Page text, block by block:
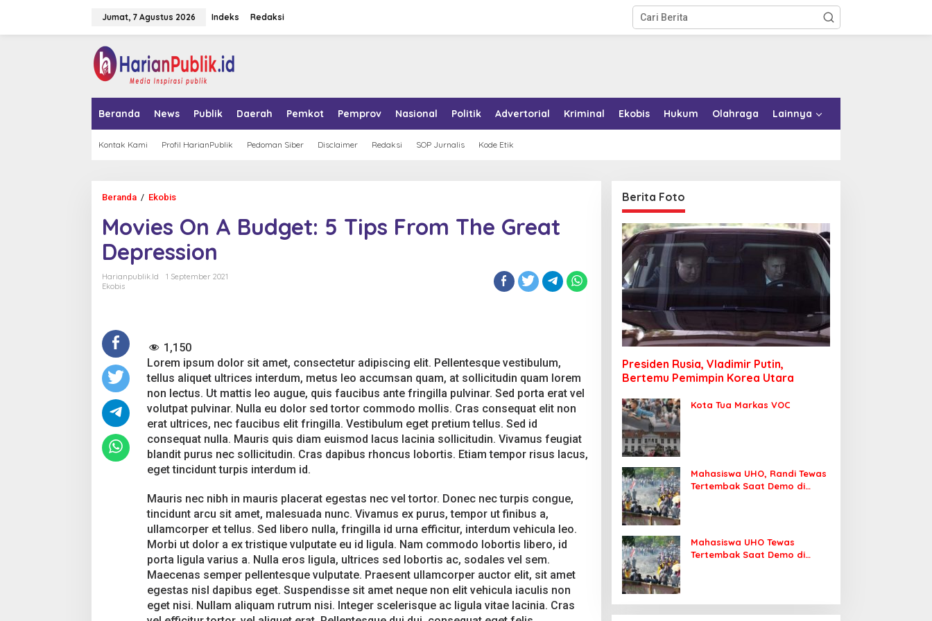
Jumat, 7 Agustus 2026 Indeks Redaksi
Beranda News Publik Daerah Pemkot Pemprov Nasional Politik Advertorial Kriminal Ekobis Hukum Olahraga Lainnya
Kontak Kami Profil HarianPublik Pedoman Siber Disclaimer Redaksi SOP Jurnalis Kode Etik
Beranda / Ekobis
e
s
g
e
5
T
i
p
F
r
m
T
e
G
e
t
D
Movies On A Budget: 5 Tips From The Great
Depression
Harianpublik.id
1 September 2021
Ekobis
1,150
Lorem ipsum dolor sit amet, consectetur adipiscing elit. Pellentesque vestibulum,
tellus aliquet ultrices interdum, metus leo accumsan quam, at sollicitudin quam lorem
non lectus. Ut mattis leo augue, quis faucibus ante fringilla pulvinar. Sed porta erat vel
volutpat pulvinar. Nulla eu dolor sed tortor commodo mollis. Cras consequat elit non
erat ultrices, nec faucibus elit fringilla. Vestibulum eget pretium tellus. Sed id
consequat nulla. Mauris quis diam euismod lacus lacinia sollicitudin. Vivamus feugiat
blandit purus nec sollicitudin. Cras dapibus rhoncus lobortis. Etiam tempor risus lacus,
eget tincidunt turpis interdum id.
Mauris nec nibh in mauris placerat egestas nec vel tortor. Donec nec turpis congue,
tincidunt arcu sit amet, malesuada nunc. Vivamus ex purus, tempor ut finibus a,
ullamcorper et tellus. Sed libero nulla, fringilla id urna efficitur, interdum vehicula leo.
Morbi ut dolor a ex tristique vulputate eu id ligula. Nam commodo lobortis libero, id
porta ligula varius a. Nulla eros ligula, ultrices sed lobortis ac, sodales vel sem.
Maecenas semper pellentesque vulputate. Praesent ullamcorper auctor elit, sit amet
egestas nisl dapibus eget. Suspendisse sit amet neque non elit vehicula iaculis non
eget nisi. Nullam aliquam rutrum nisi. Integer scelerisque ac ligula vitae lacinia. Cras
Berita Foto
Presiden Rusia, Vladimir Putin,
Bertemu Pemimpin Korea Utara
Kota Tua Markas VOC
Mahasiswa UHO, Randi Tewas
Tertembak Saat Demo di
Mahasiswa UHO Tewas
Tertembak Saat Demo di